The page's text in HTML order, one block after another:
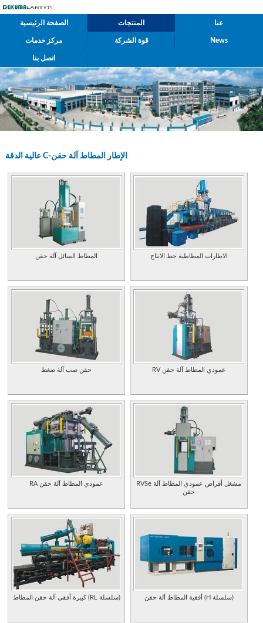
الصفحة الرئيسية المنتجات عنا
مركز خدمات قوة الشركة News
اتصل بنا
عالية الدقة C-الإطار المطاط آلة حقن
المطاط السائل آلة حقن الاطارات المطاطية خط الانتاج
حقن صب آلة ضغط RV عمودي المطاط آلة حقن
RA عمودي المطاط آلة حقن
RVSe مشغل أقراص عمودي المطاط آلة
حقن
كبيرة أفقي آلة حقن المطاط (RL سلسلة) أفقية المطاط آلة حقن (H سلسلة)